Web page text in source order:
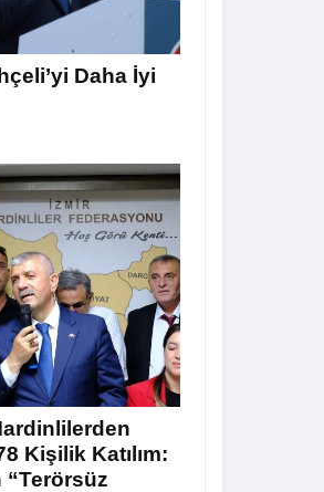
Daha İyi
Kişilik Katılım:
“Terörsüz